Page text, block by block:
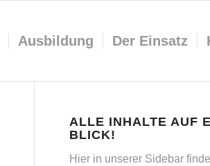
Ausbildung Der Einsatz
ALLE INHALTE AUF
BLICK!
Hier in unserer Sidebar